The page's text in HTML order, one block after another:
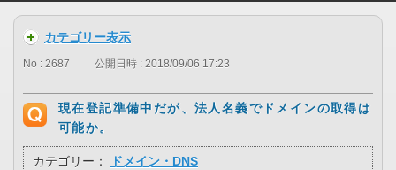
カテゴリー表示
No : 2687 公開日時 : 2018/09/06 17:23
現在登記準備中だが、法人名義でドメインの取得は
可能か。
カテゴリー：
ドメイン・DNS